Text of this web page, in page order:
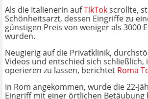
Als die Italienerin aufTikTokscrollte,
Schönheitsarzt, dessen Eingriffe zu
günstigen Preis von weniger als 3000
wurden.
Neugierig auf die Privatklinik,
Videos und entschied sich schließlich,
operieren zu lassen, berichtet Roma
In Rom angekommen, wurde die 22-
Eingriff mit einer örtlichen Betäubung